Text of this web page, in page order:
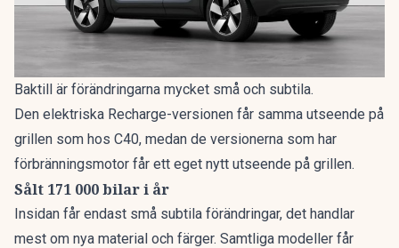
Baktill är förändringarna mycket små och subtila.
Den elektriska Recharge-versionen får samma utseende på
grillen som hos C40, medan de versionerna som har
förbränningsmotor får ett eget nytt utseende på grillen.
Sålt 171 000 bilar i år
Insidan får endast små subtila förändringar, det handlar
mest om nya material och färger. Samtliga modeller får